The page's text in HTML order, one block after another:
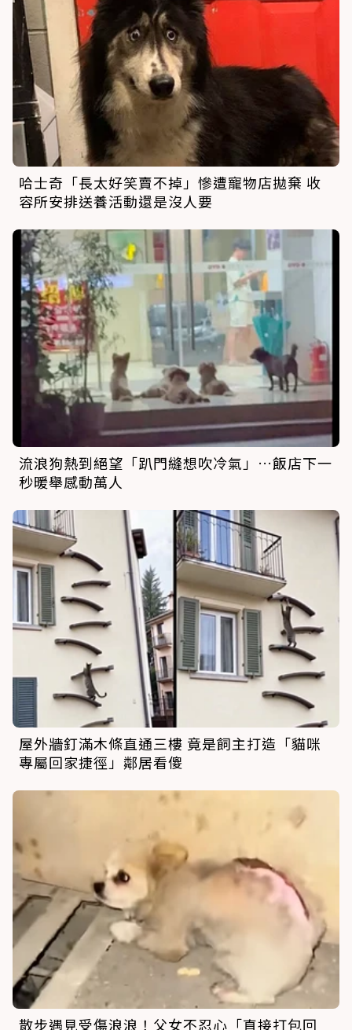
哈士奇「長太好笑賣不掉」慘遭寵物店拋棄 收
容所安排送養活動還是沒人要
流浪狗熱到絕望「趴門縫想吹冷氣」…飯店下一
秒暖舉感動萬人
屋外牆釘滿木條直通三樓 竟是飼主打造「貓咪
專屬回家捷徑」鄰居看傻
散步遇見受傷浪浪！父女不忍心「直接打包回